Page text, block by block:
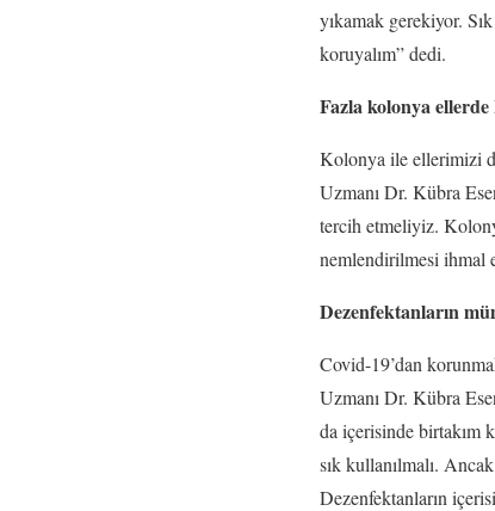
yıkamak gerekiyor.
koruyalım” dedi.
Fazla kolonya
Kolonya ile ellerimizi
Uzmanı Dr. Kübra
tercih etmeliyiz.
nemlendirilmesi ihmal
Dezenfektanların
Covid-19’dan
Uzmanı Dr. Kübra
da içerisinde birtakım
sık kullanılmalı.
Dezenfektanların